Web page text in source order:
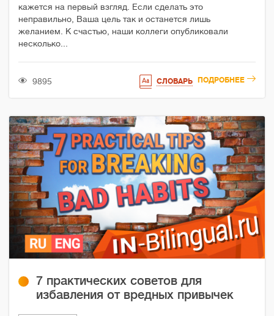
кажется на первый взгляд. Если сделать это
неправильно, Ваша цель так и останется лишь
желанием. К счастью, наши коллеги опубликовали
несколько...
9895 СЛОВАРЬ ПОДРОБНЕЕ
7 практических советов для
избавления от вредных привычек